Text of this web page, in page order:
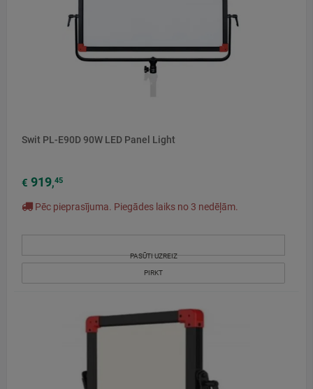
Swit PL-E90D 90W LED Panel Light
€ 919,45
Pēc pieprasījuma. Piegādes laiks no 3 nedēļām.
PASŪTI UZREIZ
PIRKT